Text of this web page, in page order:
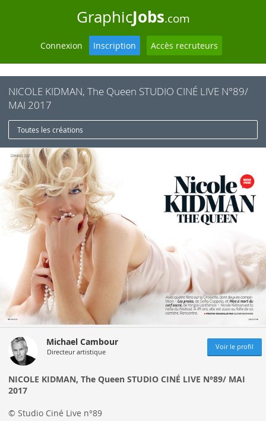
GraphicJobs.com
Connexion Inscription Accès recruteurs
NICOLE KIDMAN, The Queen STUDIO CINÉ LIVE N°89/
MAI 2017
Toutes les créations
Michael Cambour
Directeur artistique
Voir le profil
NICOLE KIDMAN, The Queen STUDIO CINÉ LIVE N°89/ MAI
2017
© Studio Ciné Live n°89